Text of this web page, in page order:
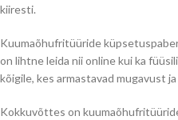
kiiresti.
Kuumaõhufritüüride
on lihtne leida nii online kui ka
kõigile, kes armastavad mugavust
Kokkuvõttes on